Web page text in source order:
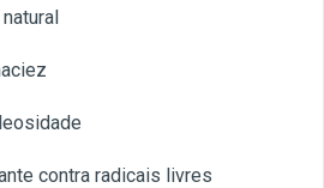
contra radicais livres